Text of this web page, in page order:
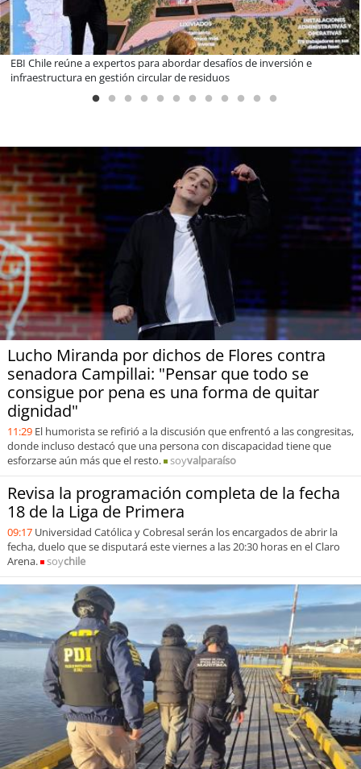
Más de 1.600 alumnos han sido parte de programa Súper Sano de
Sopraval en lo que va del año
Lucho Miranda por dichos de Flores contra
senadora Campillai: "Pensar que todo se
consigue por pena es una forma de quitar
dignidad"
11:29 El humorista se refirió a la discusión que enfrentó a las congresitas,
donde incluso destacó que una persona con discapacidad tiene que
esforzarse aún más que el resto.
soyvalparaíso
Revisa la programación completa de la fecha
18 de la Liga de Primera
09:17 Universidad Católica y Cobresal serán los encargados de abrir la
fecha, duelo que se disputará este viernes a las 20:30 horas en el Claro
Arena.
soychile